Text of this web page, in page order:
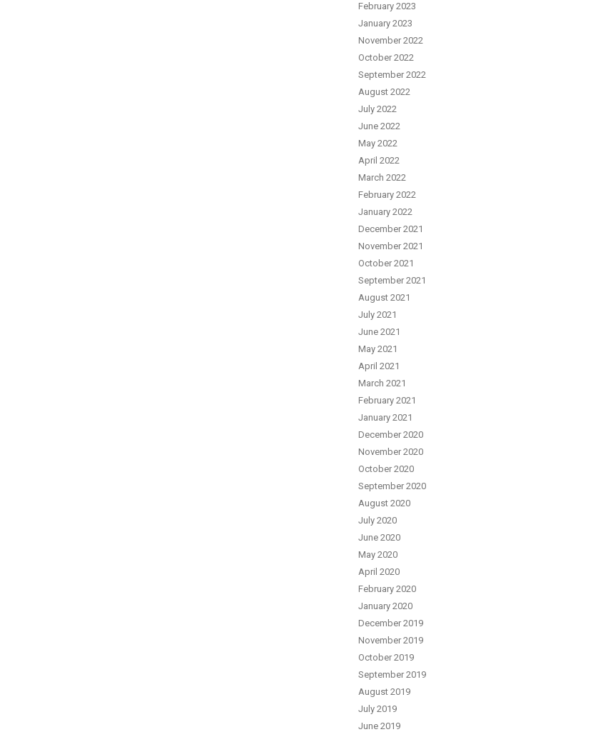
February 2023
January 2023
November 2022
October 2022
September 2022
August 2022
July 2022
June 2022
May 2022
April 2022
March 2022
February 2022
January 2022
December 2021
November 2021
October 2021
September 2021
August 2021
July 2021
June 2021
May 2021
April 2021
March 2021
February 2021
January 2021
December 2020
November 2020
October 2020
September 2020
August 2020
July 2020
June 2020
May 2020
April 2020
February 2020
January 2020
December 2019
November 2019
October 2019
September 2019
August 2019
July 2019
June 2019